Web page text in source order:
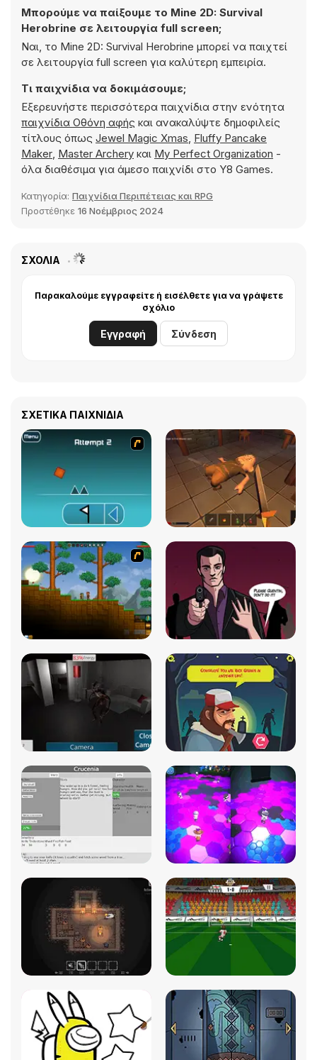
Μπορούμε να παίξουμε το Mine 2D: Survival
Herobrine σε λειτουργία full screen;
Ναι, το Mine 2D: Survival Herobrine μπορεί να παιχτεί
σε λειτουργία full screen για καλύτερη εμπειρία.
Τι παιχνίδια να δοκιμάσουμε;
Εξερευνήστε περισσότερα παιχνίδια στην ενότητα
παιχνίδια Οθόνη αφής και ανακαλύψτε δημοφιλείς
τίτλους όπως Jewel Magic Xmas, Fluffy Pancake
Maker, Master Archery και My Perfect Organization -
όλα διαθέσιμα για άμεσο παιχνίδι στο Y8 Games.
Κατηγορία: Παιχνίδια Περιπέτειας και RPG
Προστέθηκε 16 Νοέμβριος 2024
ΣΧΌΛΙΑ
Παρακαλούμε εγγραφείτε ή εισέλθετε για να γράψετε
σχόλιο
Εγγραφή Σύνδεση
ΣΧΕΤΙΚΆ ΠΑΙΧΝΊΔΙΑ